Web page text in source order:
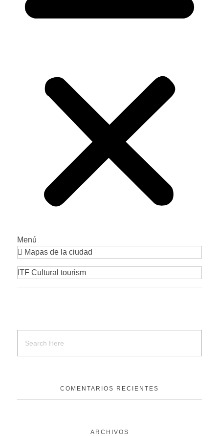
Menú
Mapas de la ciudad
ITF Cultural tourism
COMENTARIOS RECIENTES
ARCHIVOS